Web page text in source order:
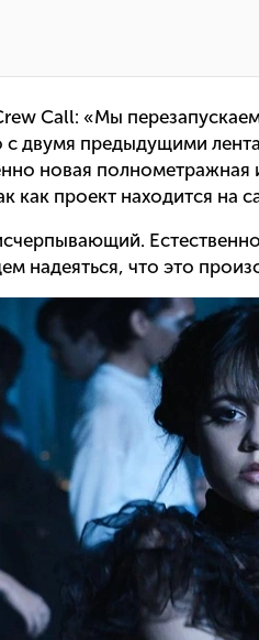
Call: «Мы
с двумя предыдущими
новая полнометражная
как проект находится на
надеяться, что это